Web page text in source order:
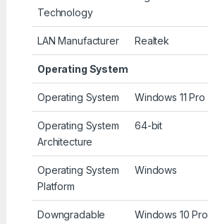
Technology
LAN Manufacturer Realtek
Operating System
Operating System Windows 11 Pro
Operating System
Architecture
64-bit
Operating System
Platform
Windows
Downgradable
Windows 10 Pro